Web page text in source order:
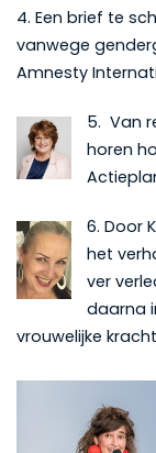
4. Een brief te
vanwege
Amnesty
5. Van
horen
6. Door
het
ver
daarna
vrouwelijke